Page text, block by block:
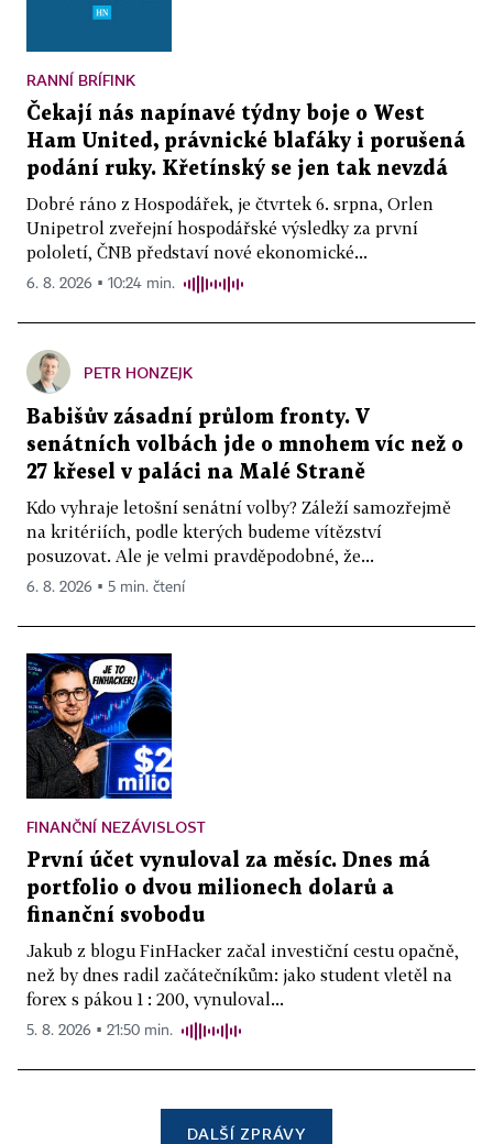
RANNÍ BRÍFINK
Čekají nás napínavé týdny boje o West
Ham United, právnické blafáky i porušená
podání ruky. Křetínský se jen tak nevzdá
Dobré ráno z Hospodářek, je čtvrtek 6. srpna, Orlen
Unipetrol zveřejní hospodářské výsledky za první
pololetí, ČNB představí nové ekonomické...
6. 8. 2026 ▪ 10:24 min.
PETR HONZEJK
Babišův zásadní průlom fronty. V
senátních volbách jde o mnohem víc než o
27 křesel v paláci na Malé Straně
Kdo vyhraje letošní senátní volby? Záleží samozřejmě
na kritériích, podle kterých budeme vítězství
posuzovat. Ale je velmi pravděpodobné, že...
6. 8. 2026 ▪ 5 min. čtení
FINANČNÍ NEZÁVISLOST
První účet vynuloval za měsíc. Dnes má
portfolio o dvou milionech dolarů a
finanční svobodu
Jakub z blogu FinHacker začal investiční cestu opačně,
než by dnes radil začátečníkům: jako student vletěl na
forex s pákou 1 : 200, vynuloval...
5. 8. 2026 ▪ 21:50 min.
DALŠÍ ZPRÁVY